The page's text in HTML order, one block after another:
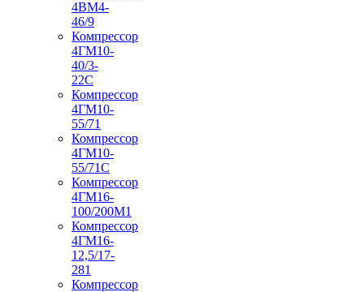
4ВМ4-
46/9
Компрессор
4ГМ10-
40/3-
22С
Компрессор
4ГМ10-
55/71
Компрессор
4ГМ10-
55/71С
Компрессор
4ГМ16-
100/200М1
Компрессор
4ГМ16-
12,5/17-
281
Компрессор